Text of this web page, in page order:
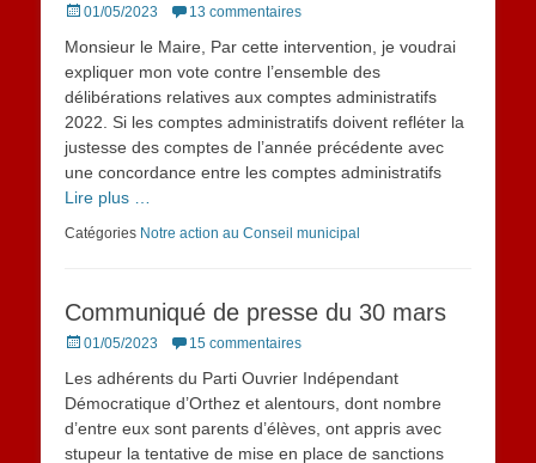
Posted
01/05/2023 13 commentaires
Monsieur le Maire, Par cette intervention, je voudrai
expliquer mon vote contre l’ensemble des
délibérations relatives aux comptes administratifs
2022. Si les comptes administratifs doivent refléter la
justesse des comptes de l’année précédente avec
une concordance entre les comptes administratifs
Lire plus …
Catégories Notre action au Conseil municipal
Communiqué de presse du 30 mars
Posted
01/05/2023 15 commentaires
Les adhérents du Parti Ouvrier Indépendant
Démocratique d’Orthez et alentours, dont nombre
d’entre eux sont parents d’élèves, ont appris avec
stupeur la tentative de mise en place de sanctions